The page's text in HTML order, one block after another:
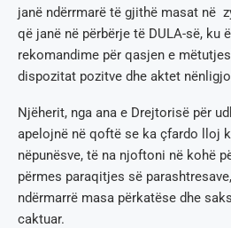
janë ndërrmarë të gjithë masat në
që janë në përbërje të DULA-së, ku
rekomandime për qasjen e
dispozitat pozitve dhe aktet
Njëherit, nga ana e Drejtorisë për
apelojnë në qoftë se ka çfardo lloj
nëpunësve, të na njoftoni në kohë
përmes paraqitjes së
ndërmarrë masa përkatëse dhe
caktuar.